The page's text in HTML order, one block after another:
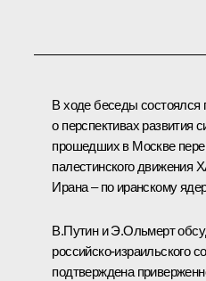
В ходе беседы
о перспективах развития
прошедших в Москве
палестинского движения
Ирана – по иранскому
В.Путин и Э.Ольмерт
российско-израильского
подтверждена